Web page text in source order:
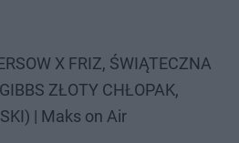
X FRIZ, ŚWIĄTECZNA
ZŁOTY CHŁOPAK,
| Maks on Air